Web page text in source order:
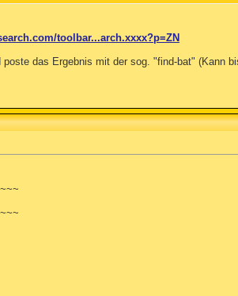
toolbar...arch.xxxx?p=ZN
das Ergebnis mit der sog. "find-bat" (Kann